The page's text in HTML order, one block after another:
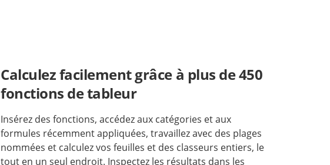
Calculez facilement grâce à plus de 450
fonctions de tableur
Insérez des fonctions, accédez aux catégories et aux
formules récemment appliquées, travaillez avec des plages
nommées et calculez vos feuilles et des classeurs entiers, le
tout en un seul endroit. Inspectez les résultats dans les